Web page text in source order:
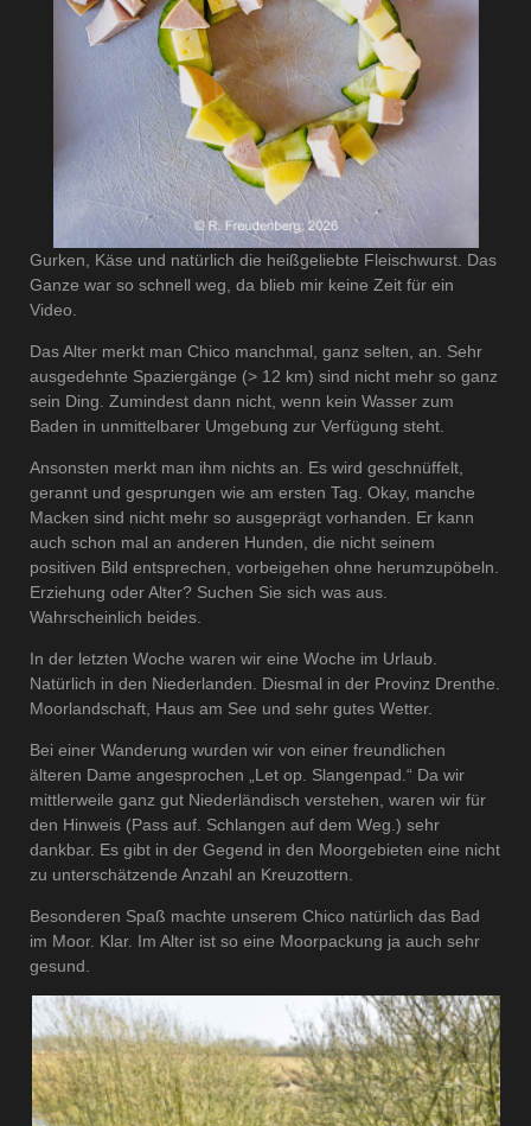
Gurken, Käse und natürlich die heißgeliebte Fleischwurst. Das
Ganze war so schnell weg, da blieb mir keine Zeit für ein
Video.
Das Alter merkt man Chico manchmal, ganz selten, an. Sehr
ausgedehnte Spaziergänge (> 12 km) sind nicht mehr so ganz
sein Ding. Zumindest dann nicht, wenn kein Wasser zum
Baden in unmittelbarer Umgebung zur Verfügung steht.
Ansonsten merkt man ihm nichts an. Es wird geschnüffelt,
gerannt und gesprungen wie am ersten Tag. Okay, manche
Macken sind nicht mehr so ausgeprägt vorhanden. Er kann
auch schon mal an anderen Hunden, die nicht seinem
positiven Bild entsprechen, vorbeigehen ohne herumzupöbeln.
Erziehung oder Alter? Suchen Sie sich was aus.
Wahrscheinlich beides.
In der letzten Woche waren wir eine Woche im Urlaub.
Natürlich in den Niederlanden. Diesmal in der Provinz Drenthe.
Moorlandschaft, Haus am See und sehr gutes Wetter.
Bei einer Wanderung wurden wir von einer freundlichen
älteren Dame angesprochen „Let op. Slangenpad.“ Da wir
mittlerweile ganz gut Niederländisch verstehen, waren wir für
den Hinweis (Pass auf. Schlangen auf dem Weg.) sehr
dankbar. Es gibt in der Gegend in den Moorgebieten eine nicht
zu unterschätzende Anzahl an Kreuzottern.
Besonderen Spaß machte unserem Chico natürlich das Bad
im Moor. Klar. Im Alter ist so eine Moorpackung ja auch sehr
gesund.